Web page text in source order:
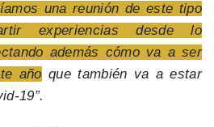
una reunión de este tipo
experiencias desde lo
además cómo va a ser
año que también va a estar
19”.